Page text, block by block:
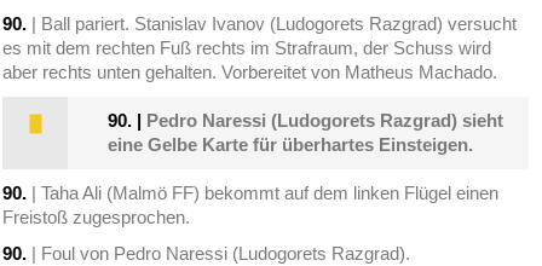
90. | Ball pariert. Stanislav Ivanov (Ludogorets Razgrad) versucht
es mit dem rechten Fuß rechts im Strafraum, der Schuss wird
aber rechts unten gehalten. Vorbereitet von Matheus Machado.
90. | Pedro Naressi (Ludogorets Razgrad) sieht
eine Gelbe Karte für überhartes Einsteigen.
90. | Taha Ali (Malmö FF) bekommt auf dem linken Flügel einen
Freistoß zugesprochen.
90. | Foul von Pedro Naressi (Ludogorets Razgrad).